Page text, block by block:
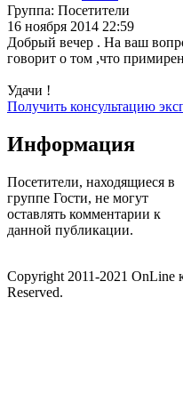
Группа: Посетители
16 ноября 2014 22:59
Добрый вечер . На ваш
говорит о том ,что
Удачи !
Получить консультацию
Информация
Посетители, находящиеся в
группе Гости, не могут
оставлять комментарии к
данной публикации.
Copyright 2011-2021 OnLine
Reserved.